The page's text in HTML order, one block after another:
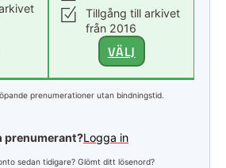
Tillgång till arkivet
från 2016
VÄLJ
prenumerationer utan bindningstid.
prenumerant?Logga in
sedan tidigare? Glömt ditt lösenord?